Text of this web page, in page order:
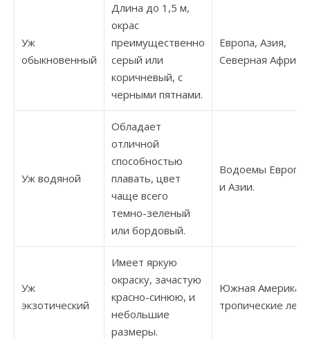
Уж
обыкновенный
Длина до 1,5 м,
окрас
преимущественно
серый или
коричневый, с
черными пятнами.
Европа, Азия,
Северная Африка.
Уж водяной
Обладает
отличной
способностью
плавать, цвет
чаще всего
темно-зеленый
или бордовый.
Водоемы Европы
и Азии.
Уж
экзотический
Имеет яркую
окраску, зачастую
красно-синюю, и
небольшие
размеры.
Южная Америка,
тропические леса.